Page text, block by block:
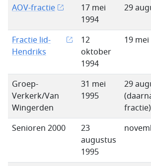
AOV-fractie
17 mei
1994
29
Fractie lid-
Hendriks
12
oktober
1994
19
Groep-
Verkerk/Van
Wingerden
31 mei
1995
29
fractie)
Senioren 2000
23
augustus
1995